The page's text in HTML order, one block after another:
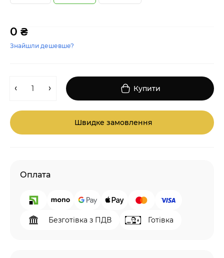
0 ₴
Знайшли дешевше?
Купити
Швидке замовлення
Оплата
Безготівка з ПДВ Готівка